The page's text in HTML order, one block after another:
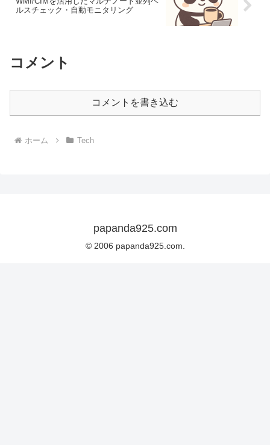
ルスチェック・自動モニタリング
コメント
コメントを書き込む
ホーム Tech
papanda925.com
© 2006 papanda925.com.